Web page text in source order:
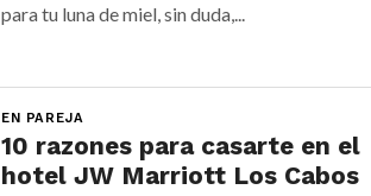
para tu luna de miel, sin duda,...
EN PAREJA
10 razones para casarte en el
hotel JW Marriott Los Cabos